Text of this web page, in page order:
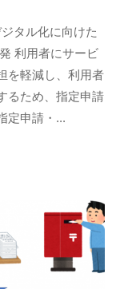
タル化に向けた
利用者にサービ
を軽減し、利用者
るため、指定申請
定申請・...